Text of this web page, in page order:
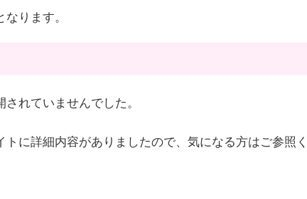
ります。
れていませんでした。
に詳細内容がありましたので、気になる方はご参照く